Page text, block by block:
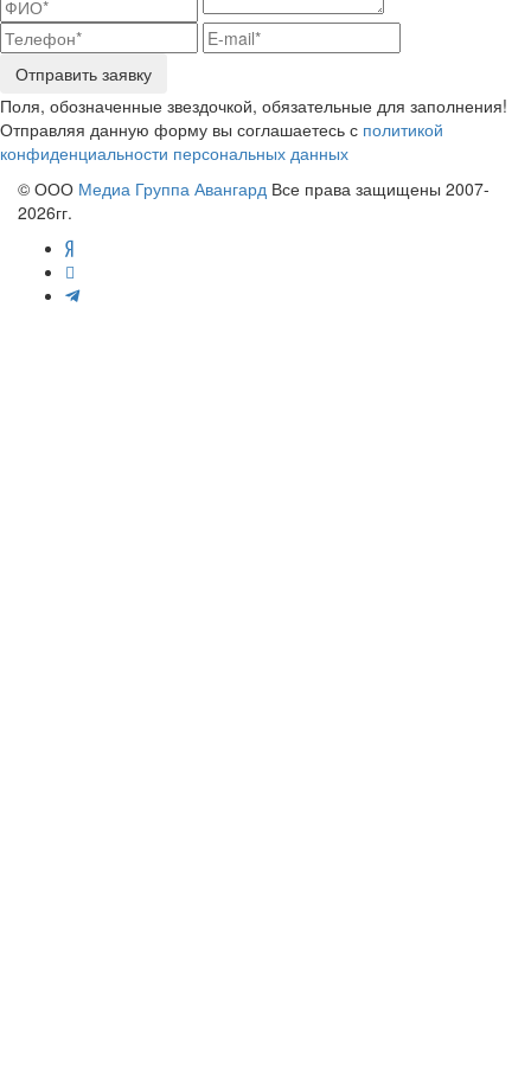
Отправить заявку
Поля, обозначенные звездочкой, обязательные для заполнения!
Отправляя данную форму вы соглашаетесь с политикой
конфиденциальности персональных данных
© ООО Медиа Группа Авангард Все права защищены 2007-
2026гг.